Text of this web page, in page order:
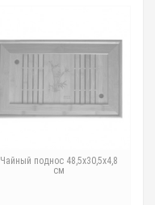
Чайный поднос 48,5x30,5x4,8
см